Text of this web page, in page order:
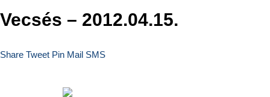
Vecsés – 2012.04.15.
Share Tweet Pin Mail SMS